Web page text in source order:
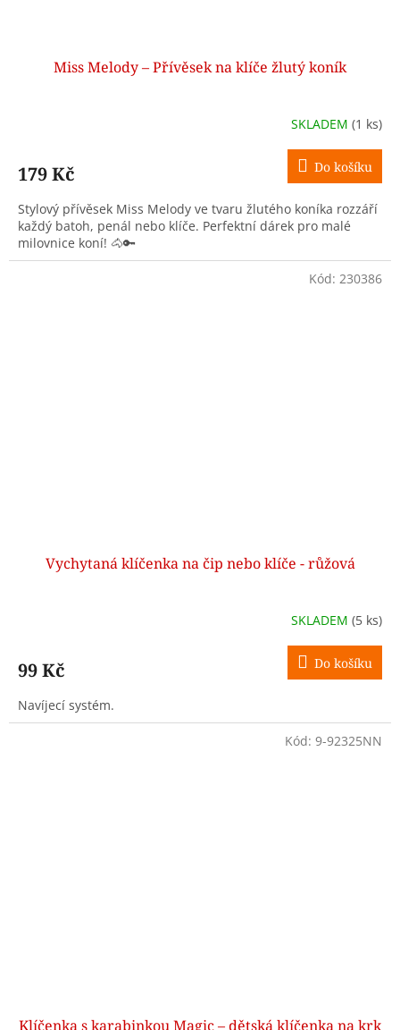
Miss Melody – Přívěsek na klíče žlutý koník
SKLADEM (1 ks)
179 Kč Do košíku
Stylový přívěsek Miss Melody ve tvaru žlutého koníka rozzáří
každý batoh, penál nebo klíče. Perfektní dárek pro malé
milovnice koní! 🐴🔑
Vychytaná klíčenka na čip nebo klíče - růžová
SKLADEM (5 ks)
99 Kč Do košíku
Navíjecí systém.
Kód: 230386
Klíčenka s karabinkou Magic – dětská klíčenka na krk
Kód: 9-92325NN